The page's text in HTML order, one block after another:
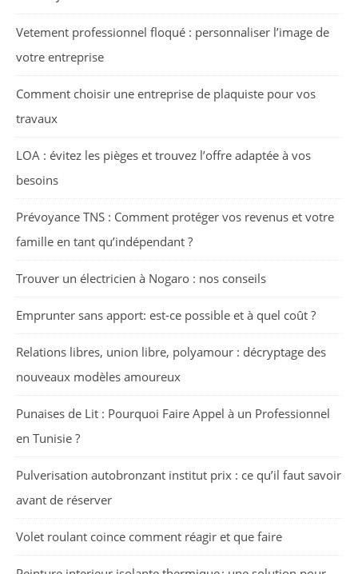
Vetement professionnel floqué : personnaliser l’image de
votre entreprise
Comment choisir une entreprise de plaquiste pour vos
travaux
LOA : évitez les pièges et trouvez l’offre adaptée à vos
besoins
Prévoyance TNS : Comment protéger vos revenus et votre
famille en tant qu’indépendant ?
Trouver un électricien à Nogaro : nos conseils
Emprunter sans apport: est-ce possible et à quel coût ?
Relations libres, union libre, polyamour : décryptage des
nouveaux modèles amoureux
Punaises de Lit : Pourquoi Faire Appel à un Professionnel
en Tunisie ?
Pulverisation autobronzant institut prix : ce qu’il faut savoir
avant de réserver
Volet roulant coince comment réagir et que faire